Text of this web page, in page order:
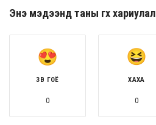
Энэ мэдээнд таны өгөх хариулал
ЗӨВ ГОЁ
0
ХАХА
0